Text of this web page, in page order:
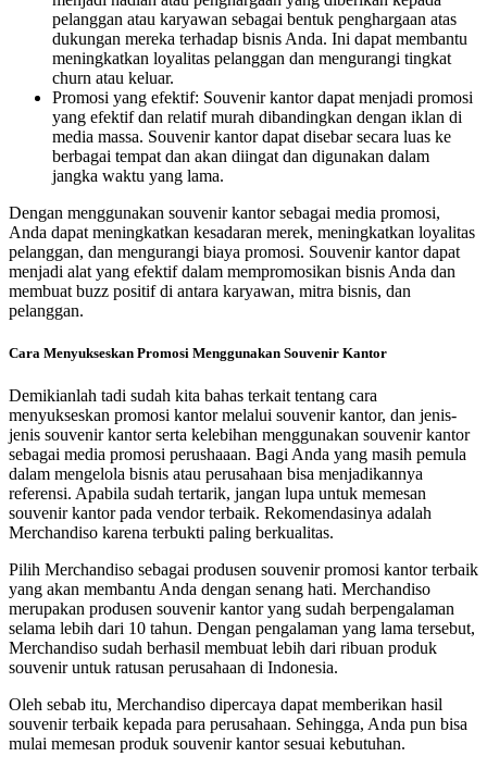
pelanggan atau karyawan sebagai bentuk penghargaan atas
dukungan mereka terhadap bisnis Anda. Ini dapat membantu
meningkatkan loyalitas pelanggan dan mengurangi tingkat
churn atau keluar.
Promosi yang efektif: Souvenir kantor dapat menjadi promosi
yang efektif dan relatif murah dibandingkan dengan iklan di
media massa. Souvenir kantor dapat disebar secara luas ke
berbagai tempat dan akan diingat dan digunakan dalam
jangka waktu yang lama.
Dengan menggunakan souvenir kantor sebagai media promosi,
Anda dapat meningkatkan kesadaran merek, meningkatkan loyalitas
pelanggan, dan mengurangi biaya promosi. Souvenir kantor dapat
menjadi alat yang efektif dalam mempromosikan bisnis Anda dan
membuat buzz positif di antara karyawan, mitra bisnis, dan
pelanggan.
Cara Menyukseskan Promosi Menggunakan Souvenir Kantor
Demikianlah tadi sudah kita bahas terkait tentang cara
menyukseskan promosi kantor melalui souvenir kantor, dan jenis-
jenis souvenir kantor serta kelebihan menggunakan souvenir kantor
sebagai media promosi perushaaan. Bagi Anda yang masih pemula
dalam mengelola bisnis atau perusahaan bisa menjadikannya
referensi. Apabila sudah tertarik, jangan lupa untuk memesan
souvenir kantor pada vendor terbaik. Rekomendasinya adalah
Merchandiso karena terbukti paling berkualitas.
Pilih Merchandiso sebagai produsen souvenir promosi kantor terbaik
yang akan membantu Anda dengan senang hati. Merchandiso
merupakan produsen souvenir kantor yang sudah berpengalaman
selama lebih dari 10 tahun. Dengan pengalaman yang lama tersebut,
Merchandiso sudah berhasil membuat lebih dari ribuan produk
souvenir untuk ratusan perusahaan di Indonesia.
Oleh sebab itu, Merchandiso dipercaya dapat memberikan hasil
souvenir terbaik kepada para perusahaan. Sehingga, Anda pun bisa
mulai memesan produk souvenir kantor sesuai kebutuhan.